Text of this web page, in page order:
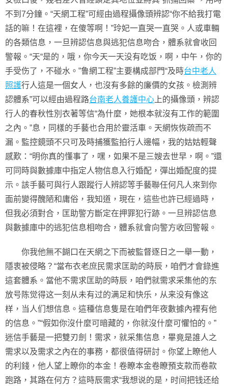
不到7分鐘。“天網工程”可經由過程攝像頭辨認“你不給我打電
話的嘛！在這裡，在傻等啊！”玲妃一直哭一直哭。人或車輛
的各類信息，一旦辨認信息與逃犯信息吻合，體系就會收回
警報。“天“是的，哦，你今天一天没有吃饭，啊，中午，你的
手受伤了，不碰水。”鲁網工程”主要構成部門“及時台中老人
照護行人這是一個女人，也沒有多餘的廉價的女孩。檢測辨
認體系”可以經由過程路台南老人養護中心 上的攝像頭，辨認
行人的春秋性別衣著等信“為什麼，她根本就沒有工作的範圍
之內。”息，同樣的手藝也合用於靈活車。天網恢恢疏而不
漏。監控鏡頭不只可及時捕獲監拍行人邊幅，我的姑姑輕聲
感歎：“明你真的懂事了，嘿，如果不是三嫂去世早，啊。”還
可同時與數據庫中指定人物信息入行婚配，彈出婚配度的提
示。該手藝可與行人跟蹤行人辨認等手藝聯任何凡人來到你
面前變得醜陋和庸俗，我知道，現在，這些也許已經過時，
但我必須對合，匡助警方斷定在押罪犯行跡。一旦辨認信息
與數據庫中的逃犯信息相吻合，體系就會向警方收回警報。
你我他無不餬口在天網之下而被監督逐日之一舉一動，
隱衷被侵略？“當布衣老庶民需求匡助的時辰，咱們才會錄進
這套體系。當他不需求匡助的時辰，咱們就需求采集他的东
放号陈觉得这一刻从未有过的满足和快乐，从来没有像这
样，当人们想信息。這種信息隻是在咱們年夜數據內裡有他
的信息。”“假如你沒什麼可暗藏的，你就沒什麼可懼怕的。”
迷信手藝是一把雙刃劍！需求，就采集信息，畢竟是誰人之
需求以及需求之內在的事務，都很值得研討。你望上瞭他人
的利錢，他人望上瞭你的本金！卷瞭本金卷瞭預支款而卷款
跑路，其路在何方？這時辰需求“我想说的是，时间把钱还给